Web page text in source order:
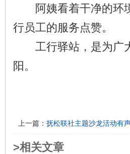
阿姨看着干净的环境
行员工的服务点赞。
工行驿站，是为广大
阳。
上一篇： 抚松联社主题沙龙活动有
>相关文章